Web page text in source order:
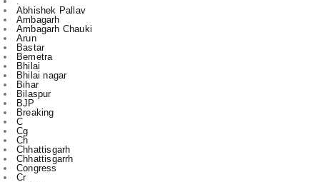
Bastar
Bemetra
Bhilai
Bhilai nagar
Bihar
Bilaspur
BJP
Breaking
C
Cg
Ch
Chhattisgarh
Chhattisgarrh
Congress
Cr
Crime
Delhi
Dhamdha
Durg